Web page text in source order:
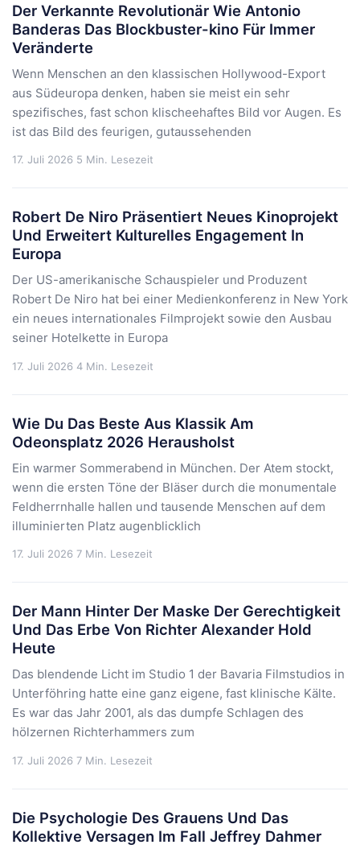
Der Verkannte Revolutionär Wie Antonio
Banderas Das Blockbuster-kino Für Immer
Veränderte
Wenn Menschen an den klassischen Hollywood-Export
aus Südeuropa denken, haben sie meist ein sehr
spezifisches, fast schon klischeehaftes Bild vor Augen. Es
ist das Bild des feurigen, gutaussehenden
17. Juli 2026 5 Min. Lesezeit
Robert De Niro Präsentiert Neues Kinoprojekt
Und Erweitert Kulturelles Engagement In
Europa
Der US-amerikanische Schauspieler und Produzent
Robert De Niro hat bei einer Medienkonferenz in New York
ein neues internationales Filmprojekt sowie den Ausbau
seiner Hotelkette in Europa
17. Juli 2026 4 Min. Lesezeit
Wie Du Das Beste Aus Klassik Am
Odeonsplatz 2026 Herausholst
Ein warmer Sommerabend in München. Der Atem stockt,
wenn die ersten Töne der Bläser durch die monumentale
Feldherrnhalle hallen und tausende Menschen auf dem
illuminierten Platz augenblicklich
17. Juli 2026 7 Min. Lesezeit
Der Mann Hinter Der Maske Der Gerechtigkeit
Und Das Erbe Von Richter Alexander Hold
Heute
Das blendende Licht im Studio 1 der Bavaria Filmstudios in
Unterföhring hatte eine ganz eigene, fast klinische Kälte.
Es war das Jahr 2001, als das dumpfe Schlagen des
hölzernen Richterhammers zum
17. Juli 2026 7 Min. Lesezeit
Die Psychologie Des Grauens Und Das
Kollektive Versagen Im Fall Jeffrey Dahmer